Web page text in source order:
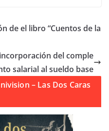
de el libro “Cuentos de la
del comple
salarial al sueldo base
– Las Dos Caras